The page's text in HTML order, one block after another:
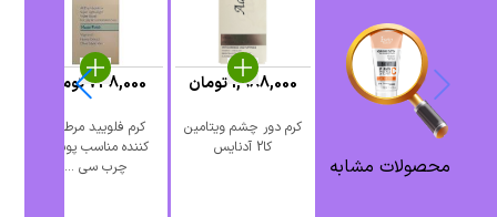
محصولات مشابه
کرم دور چشم ویتامین
کا2 آدنایس
1,988,000تومان
کرم فلویید مرطوب
کننده مناسب پوست
چرب سی ...
748,000تومان